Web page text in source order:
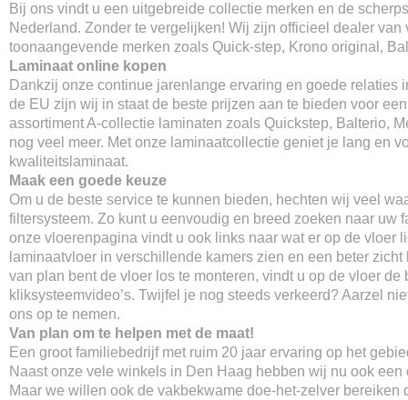
Bij ons vindt u een uitgebreide collectie merken en de
Nederland. Zonder te vergelijken! Wij zijn officieel dealer van
toonaangevende merken zoals Quick-step, Krono original,
Laminaat online kopen
Dankzij onze continue jarenlange ervaring en goede relaties
de EU zijn wij in staat de beste prijzen aan te bieden voor
assortiment A-collectie laminaten zoals Quickstep, Balterio,
nog veel meer. Met onze laminaatcollectie geniet je lang en
kwaliteitslaminaat.
Maak een goede keuze
Om u de beste service te kunnen bieden, hechten wij veel
filtersysteem. Zo kunt u eenvoudig en breed zoeken naar uw
onze vloerenpagina vindt u ook links naar wat er op de vloer
laminaatvloer in verschillende kamers zien en een beter zicht
van plan bent de vloer los te monteren, vindt u op de vloer de
kliksysteemvideo’s. Twijfel je nog steeds verkeerd? Aarzel
ons op te nemen.
Van plan om te helpen met de maat!
Een groot familiebedrijf met ruim 20 jaar ervaring op het
Naast onze vele winkels in Den Haag hebben wij nu ook
Maar we willen ook de vakbekwame doe-het-zelver bereiken